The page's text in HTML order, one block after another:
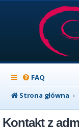
FAQ
Strona główna
Kontakt z